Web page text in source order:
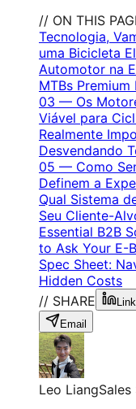
// ON THIS
Tecnologia,
uma Bicicleta
Automotor na
MTBs
03 — Os
Viável para
Realmente
Desvendando
05 — Como
Definem a
Qual Sistema
Seu Cliente-
Essential B2B
to Ask Your E-
Spec Sheet:
Hidden Costs
// SHARE
Email
Leo Liang